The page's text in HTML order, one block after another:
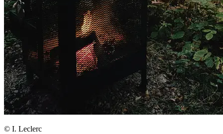
© I. Leclerc